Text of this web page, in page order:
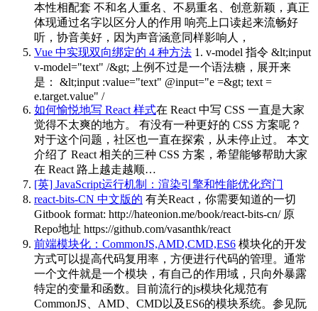
本性相配套 不和名人重名、不易重名、创意新颖，真正
体现通过名字以区分人的作用 响亮上口读起来流畅好
听，协音美好，因为声音涵意同样影响人，
Vue 中实现双向绑定的 4 种方法 1. v-model 指令 &lt;input
v-model="text" /&gt; 上例不过是一个语法糖，展开来
是： &lt;input :value="text" @input="e =&gt; text =
e.target.value" /
如何愉悦地写 React 样式在 React 中写 CSS 一直是大家
觉得不太爽的地方。 有没有一种更好的 CSS 方案呢？
对于这个问题，社区也一直在探索，从未停止过。 本文
介绍了 React 相关的三种 CSS 方案，希望能够帮助大家
在 React 路上越走越顺…
[英] JavaScript运行机制：渲染引擎和性能优化窍门
react-bits-CN 中文版的 有关React，你需要知道的一切
Gitbook format: http://hateonion.me/book/react-bits-cn/ 原
Repo地址 https://github.com/vasanthk/react
前端模块化：CommonJS,AMD,CMD,ES6 模块化的开发
方式可以提高代码复用率，方便进行代码的管理。通常
一个文件就是一个模块，有自己的作用域，只向外暴露
特定的变量和函数。目前流行的js模块化规范有
CommonJS、AMD、CMD以及ES6的模块系统。参见阮